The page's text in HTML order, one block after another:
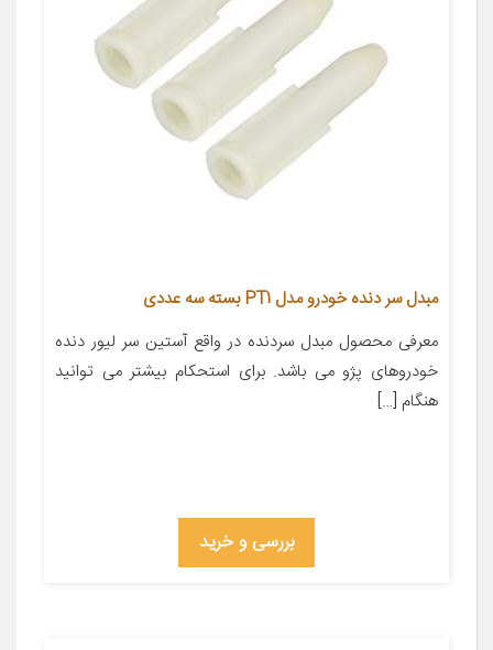
مبدل سر دنده خودرو مدل PT1 بسته سه عددی
معرفی محصول مبدل سردنده در واقع آستین سر لیور دنده
خودروهای پژو می باشد. برای استحکام بیشتر می توانید
هنگام […]
بررسی و خرید